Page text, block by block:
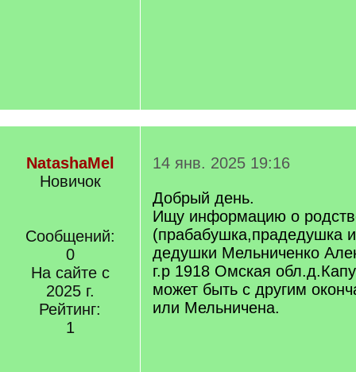
NatashaMel
Новичок
Сообщений:
0
На сайте с
2025 г.
Рейтинг:
1
14 янв. 2025 19:16
Добрый день.
Ищу информацию о
(прабабушка,прадедушка
дедушки Мельниченко
г.р 1918 Омская
может быть с другим
или Мельничена.